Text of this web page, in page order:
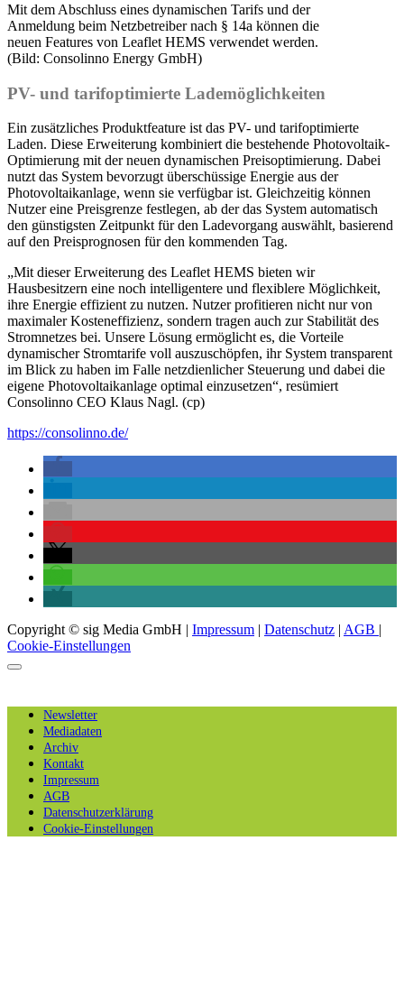
Mit dem Abschluss eines dynamischen Tarifs und der
Anmeldung beim Netzbetreiber nach § 14a können die
neuen Features von Leaflet HEMS verwendet werden.
(Bild: Consolinno Energy GmbH)
PV- und tarifoptimierte Lademöglichkeiten
Ein zusätzliches Produktfeature ist das PV- und tarifoptimierte
Laden. Diese Erweiterung kombiniert die bestehende Photovoltaik-
Optimierung mit der neuen dynamischen Preisoptimierung. Dabei
nutzt das System bevorzugt überschüssige Energie aus der
Photovoltaikanlage, wenn sie verfügbar ist. Gleichzeitig können
Nutzer eine Preisgrenze festlegen, ab der das System automatisch
den günstigsten Zeitpunkt für den Ladevorgang auswählt, basierend
auf den Preisprognosen für den kommenden Tag.
„Mit dieser Erweiterung des Leaflet HEMS bieten wir
Hausbesitzern eine noch intelligentere und flexiblere Möglichkeit,
ihre Energie effizient zu nutzen. Nutzer profitieren nicht nur von
maximaler Kosteneffizienz, sondern tragen auch zur Stabilität des
Stromnetzes bei. Unsere Lösung ermöglicht es, die Vorteile
dynamischer Stromtarife voll auszuschöpfen, ihr System transparent
im Blick zu haben im Falle netzdienlicher Steuerung und dabei die
eigene Photovoltaikanlage optimal einzusetzen“, resümiert
Consolinno CEO Klaus Nagl. (cp)
https://consolinno.de/
Copyright © sig Media GmbH | Impressum | Datenschutz | AGB |
Cookie-Einstellungen
Newsletter
Mediadaten
Archiv
Kontakt
Impressum
AGB
Datenschutzerklärung
Cookie-Einstellungen